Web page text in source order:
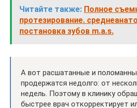
Читайте также: Полное
протезирование.
постановка зубов m.a.s.
А вот расшатанные и
продержатся недолго: от
недель. Поэтому в клинику
быстрее врач откорректирует